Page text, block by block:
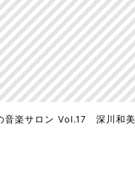
音楽サロン Vol.17 深川和